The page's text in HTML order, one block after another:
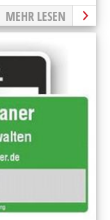
MEHR LESEN